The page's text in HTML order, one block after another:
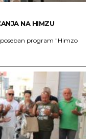
NA HIMZU
program "Himzo